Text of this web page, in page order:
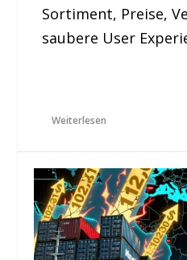
Sortiment, Preise,
saubere User
Weiterlesen